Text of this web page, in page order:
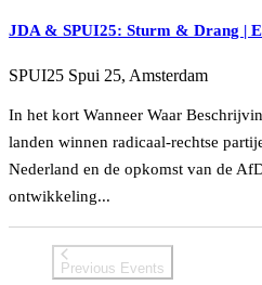
JDA & SPUI25: Sturm & Drang |
SPUI25 Spui 25, Amsterdam
In het kort Wanneer Waar
landen winnen radicaal-rechtse
Nederland en de opkomst van de
ontwikkeling...
Previous Events